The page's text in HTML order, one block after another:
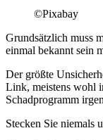
©Pixabay
Grundsätzlich muss
einmal bekannt sein
Der größte
Link, meistens wohl
Schadprogramm
Stecken Sie niemals